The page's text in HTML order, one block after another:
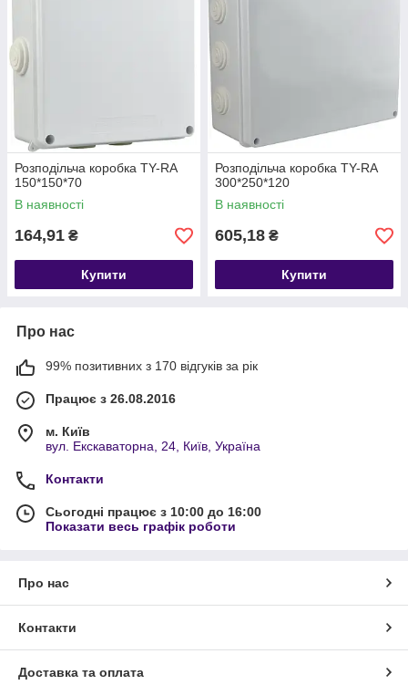
Розподільча коробка TY-RA
150*150*70
В наявності
164,91 ₴
Купити
Розподільча коробка TY-RA
300*250*120
В наявності
605,18 ₴
Купити
Про нас
99% позитивних з 170 відгуків за рік
Працює з 26.08.2016
м. Київ
вул. Екскаваторна, 24, Київ, Україна
Контакти
Сьогодні працює з 10:00 до 16:00
Показати весь графік роботи
Про нас
Контакти
Доставка та оплата